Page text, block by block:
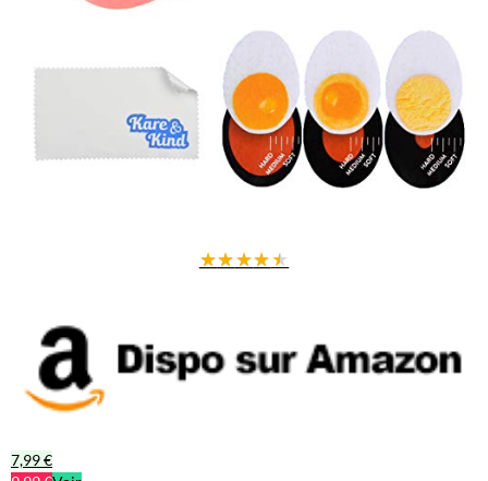
★★★★★
7,99 €